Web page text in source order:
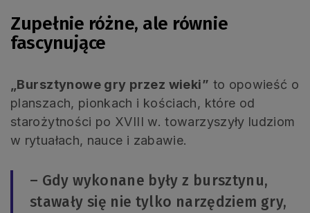
Zupełnie różne, ale równie
fascynujące
„Bursztynowe gry przez wieki” to opowieść o
planszach, pionkach i kościach, które od
starożytności po XVIII w. towarzyszyły ludziom
w rytuałach, nauce i zabawie.
– Gdy wykonane były z bursztynu,
stawały się nie tylko narzędziem gry,